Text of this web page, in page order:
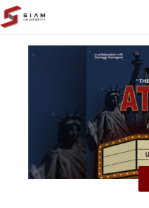
Skip to content